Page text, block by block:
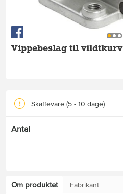
Vippebeslag til vildtkurv
Skaffevare (5 - 10 dage)
Antal
Om produktet
Fabrikant